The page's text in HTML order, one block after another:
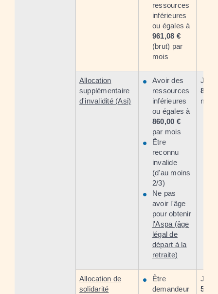
ressources
inférieures
ou égales à
961,08 €
(brut) par
mois
Allocation
supplémentaire
d'invalidité (Asi)
Avoir des
ressources
inférieures
ou égales à
860,00 €
par mois
Être
reconnu
invalide
(d'au moins
2/3)
Ne pas
avoir l'âge
pour obtenir
l'Aspa (âge
légal de
départ à la
retraite)
mois
Allocation de
solidarité
Être
demandeur